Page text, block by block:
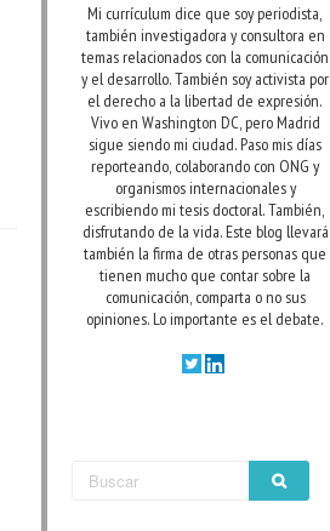
Mi currículum dice que soy periodista,
también investigadora y consultora en
temas relacionados con la comunicación
y el desarrollo. También soy activista por
el derecho a la libertad de expresión.
Vivo en Washington DC, pero Madrid
sigue siendo mi ciudad. Paso mis días
reporteando, colaborando con ONG y
organismos internacionales y
escribiendo mi tesis doctoral. También,
disfrutando de la vida.Este blog llevará
también la firma de otras personas que
tienen mucho que contar sobre la
comunicación, comparta o no sus
opiniones. Lo importante es el debate.